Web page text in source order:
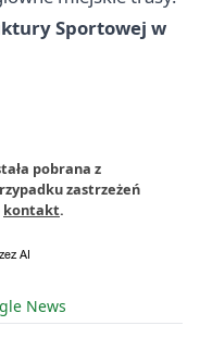
Sportowej w
pobrana z
zastrzeżeń
kontakt.
News